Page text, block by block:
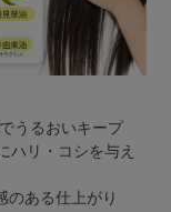
うるおいキープ
ハリ・コシを与え
のある仕上がり